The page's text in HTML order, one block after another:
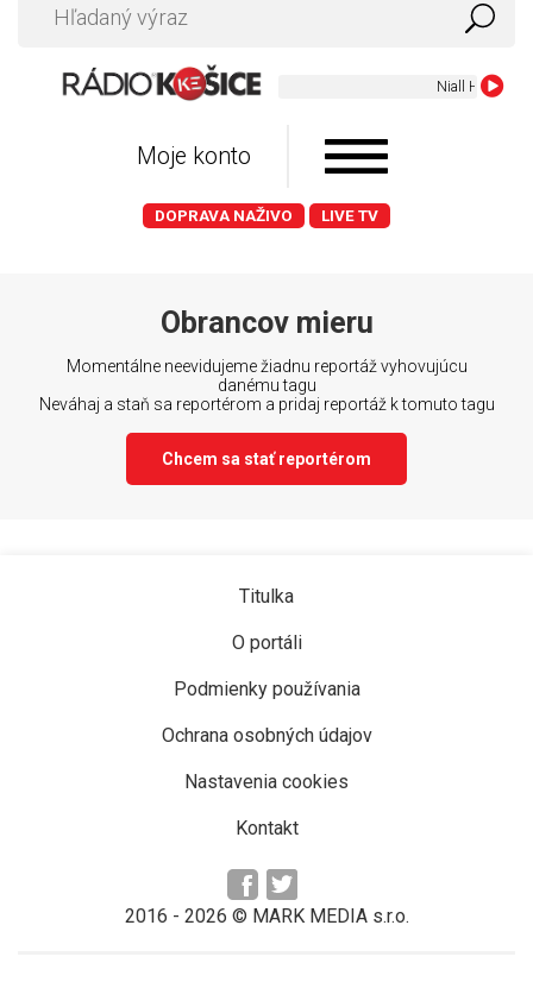
Niall Horan -
Moje konto
DOPRAVA NAŽIVO LIVE TV
Obrancov mieru
Momentálne neevidujeme žiadnu reportáž vyhovujúcu
danému tagu
Neváhaj a staň sa reportérom a pridaj reportáž k tomuto tagu
Chcem sa stať reportérom
Titulka
O portáli
Podmienky používania
Ochrana osobných údajov
Nastavenia cookies
Kontakt
2016 - 2026 © MARK MEDIA s.r.o.